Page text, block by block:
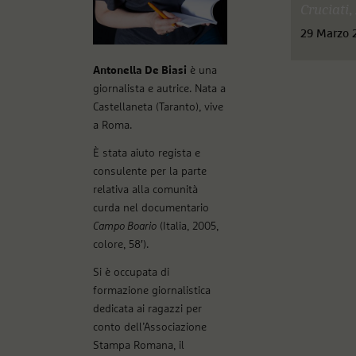
Antonella De Biasi è una
giornalista e autrice. Nata a
Castellaneta (Taranto), vive
a Roma.
È stata aiuto regista e
consulente per la parte
relativa alla comunità
curda nel documentario
Campo Boario (Italia, 2005,
colore, 58′).
Si è occupata di
formazione giornalistica
dedicata ai ragazzi per
conto dell’Associazione
Stampa Romana, il
29 Marzo